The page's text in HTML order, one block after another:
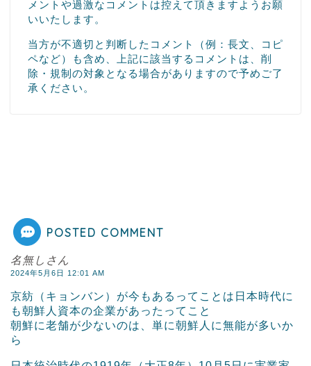
メントや過激なコメントは控えて頂きますようお願
いいたします。
当方が不適切と判断したコメント（例：長文、コピ
ペなど）も含め、上記に該当するコメントは、削
除・規制の対象となる場合がありますので予めご了
承ください。
POSTED COMMENT
名無しさん
2024年5月6日 12:01 AM
京紡（キョンバン）が今もあるってことは日本時代に
も朝鮮人資本の企業があったってこと
朝鮮に老舗が少ないのは、単に朝鮮人に無能が多いか
ら